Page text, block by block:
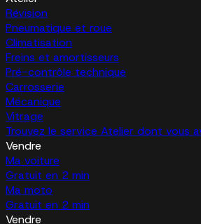
Révision
Pneumatique et roue
Climatisation
Freins et amortisseurs
Pré-contrôle technique
Carrosserie
Mécanique
Vitrage
Trouvez le service Atelier dont vous
Vendre
Ma voiture
Gratuit en 2 min
Ma moto
Gratuit en 2 min
Vendre